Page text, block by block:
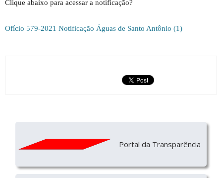
Clique abaixo para acessar a notificação?
Ofício 579-2021 Notificação Águas de Santo Antônio (1)
Portal da Transparência